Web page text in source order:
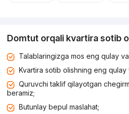
Domtut orqali kvartira sotib
Talablaringizga mos eng qulay
Kvartira sotib olishning eng
Quruvchi taklif qilayotgan
beramiz;
Butunlay bepul maslahat;